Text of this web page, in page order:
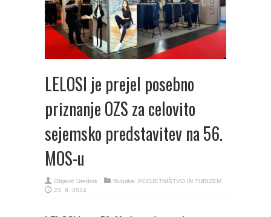
LELOSI je prejel posebno
priznanje OZS za celovito
sejemsko predstavitev na 56.
MOS-u
Objavil: Urednik Rubrika: PODJETNIŠTVO IN TURIZEM
23. 9. 2024